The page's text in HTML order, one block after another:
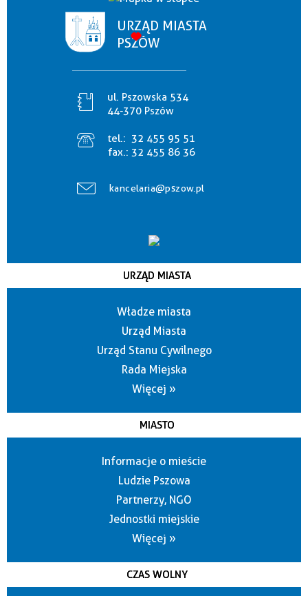
URZĄD MIASTA
PSZÓW
ul. Pszowska 534
44-370 Pszów
tel.: 32 455 95 51
fax.: 32 455 86 36
kancelaria@pszow.pl
URZĄD MIASTA
Władze miasta
Urząd Miasta
Urząd Stanu Cywilnego
Rada Miejska
Więcej »
MIASTO
Informacje o mieście
Ludzie Pszowa
Partnerzy, NGO
Jednostki miejskie
Więcej »
CZAS WOLNY